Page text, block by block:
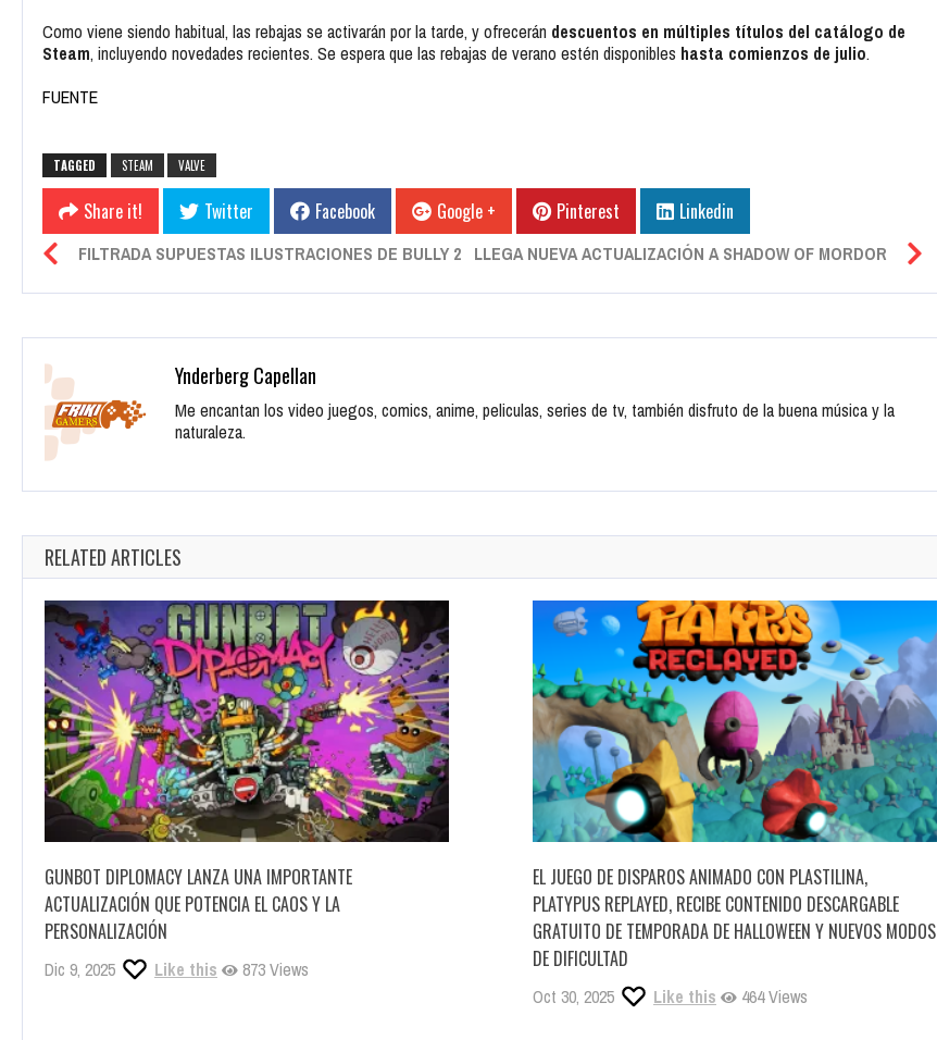
Como viene siendo habitual, las rebajas se activarán por la tarde, y ofrecerán descuentos en múltiples títulos del catálogo de
Steam, incluyendo novedades recientes. Se espera que las rebajas de verano estén disponibles hasta comienzos de julio.
FUENTE
TAGGED STEAM VALVE
Share it! Twitter Facebook Google + Pinterest Linkedin
FILTRADA SUPUESTAS ILUSTRACIONES DE BULLY 2 LLEGA NUEVA ACTUALIZACIÓN A SHADOW OF MORDOR
Ynderberg Capellan
Me encantan los video juegos, comics, anime, peliculas, series de tv, también disfruto de la buena música y la
naturaleza.
RELATED ARTICLES
GUNBOT DIPLOMACY LANZA UNA IMPORTANTE
ACTUALIZACIÓN QUE POTENCIA EL CAOS Y LA
PERSONALIZACIÓN
Dic 9, 2025 Like this 873 Views
EL JUEGO DE DISPAROS ANIMADO CON PLASTILINA,
PLATYPUS REPLAYED, RECIBE CONTENIDO DESCARGABLE
GRATUITO DE TEMPORADA DE HALLOWEEN Y NUEVOS MODOS
DE DIFICULTAD
Oct 30, 2025 Like this 464 Views